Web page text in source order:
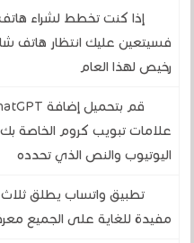
إذا كنت تخطط لشراء
فسيتعين عليك انتظار
رخيص لهذا العام
علامات تبويب كروم الخاصة
اليوتيوب والنص الذي تحدده
تطبيق واتساب يطلق
مفيدة للغاية على الجميع